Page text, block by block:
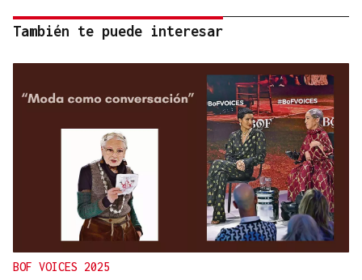
También te puede interesar
BOF VOICES 2025